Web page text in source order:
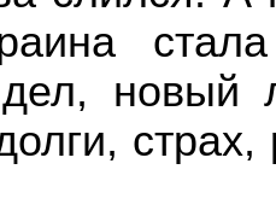
новый
страх,